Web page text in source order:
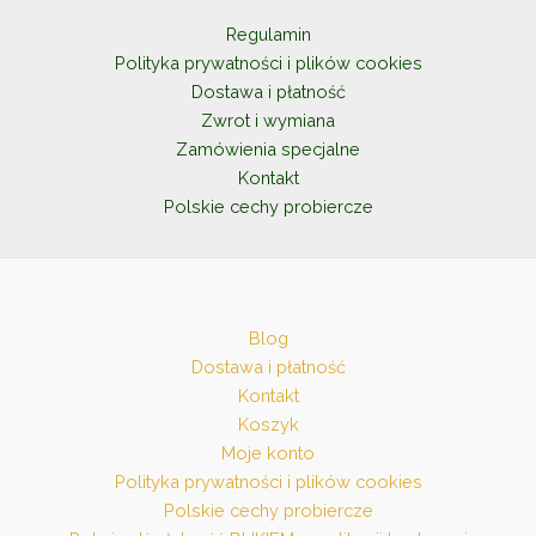
Regulamin
Polityka prywatności i plików cookies
Dostawa i płatność
Zwrot i wymiana
Zamówienia specjalne
Kontakt
Polskie cechy probiercze
Blog
Dostawa i płatność
Kontakt
Koszyk
Moje konto
Polityka prywatności i plików cookies
Polskie cechy probiercze